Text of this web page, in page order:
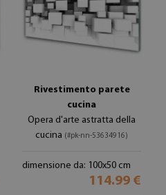
Rivestimento parete
cucina
Opera d'arte astratta della
cucina (#pk-nn-53634916)
dimensione da: 100x50 cm
114.99 €